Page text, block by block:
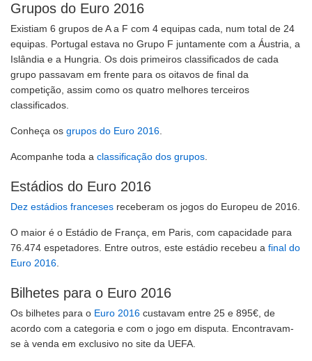
Grupos do Euro 2016
Existiam 6 grupos de A a F com 4 equipas cada, num total de 24
equipas. Portugal estava no Grupo F juntamente com a Áustria, a
Islândia e a Hungria. Os dois primeiros classificados de cada
grupo passavam em frente para os oitavos de final da
competição, assim como os quatro melhores terceiros
classificados.
Conheça os grupos do Euro 2016
Acompanhe toda a classificação dos grupos
Estádios do Euro 2016
Dez estádios franceses receberam os jogos do Europeu de 2016.
O maior é o Estádio de França, em Paris, com capacidade para
76.474 espetadores. Entre outros, este estádio recebeu a final do
Euro 2016
Bilhetes para o Euro 2016
Os bilhetes para o Euro 2016 custavam entre 25 e 895€, de
acordo com a categoria e com o jogo em disputa. Encontravam-
se à venda em exclusivo no site da UEFA.